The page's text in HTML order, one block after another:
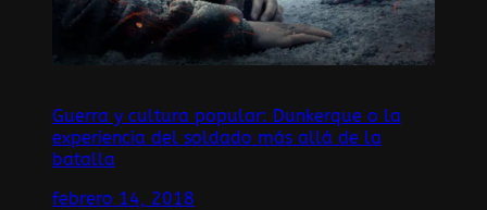
Guerra y cultura popular: Dunkerque o la
experiencia del soldado más allá de la
batalla
febrero 14, 2018